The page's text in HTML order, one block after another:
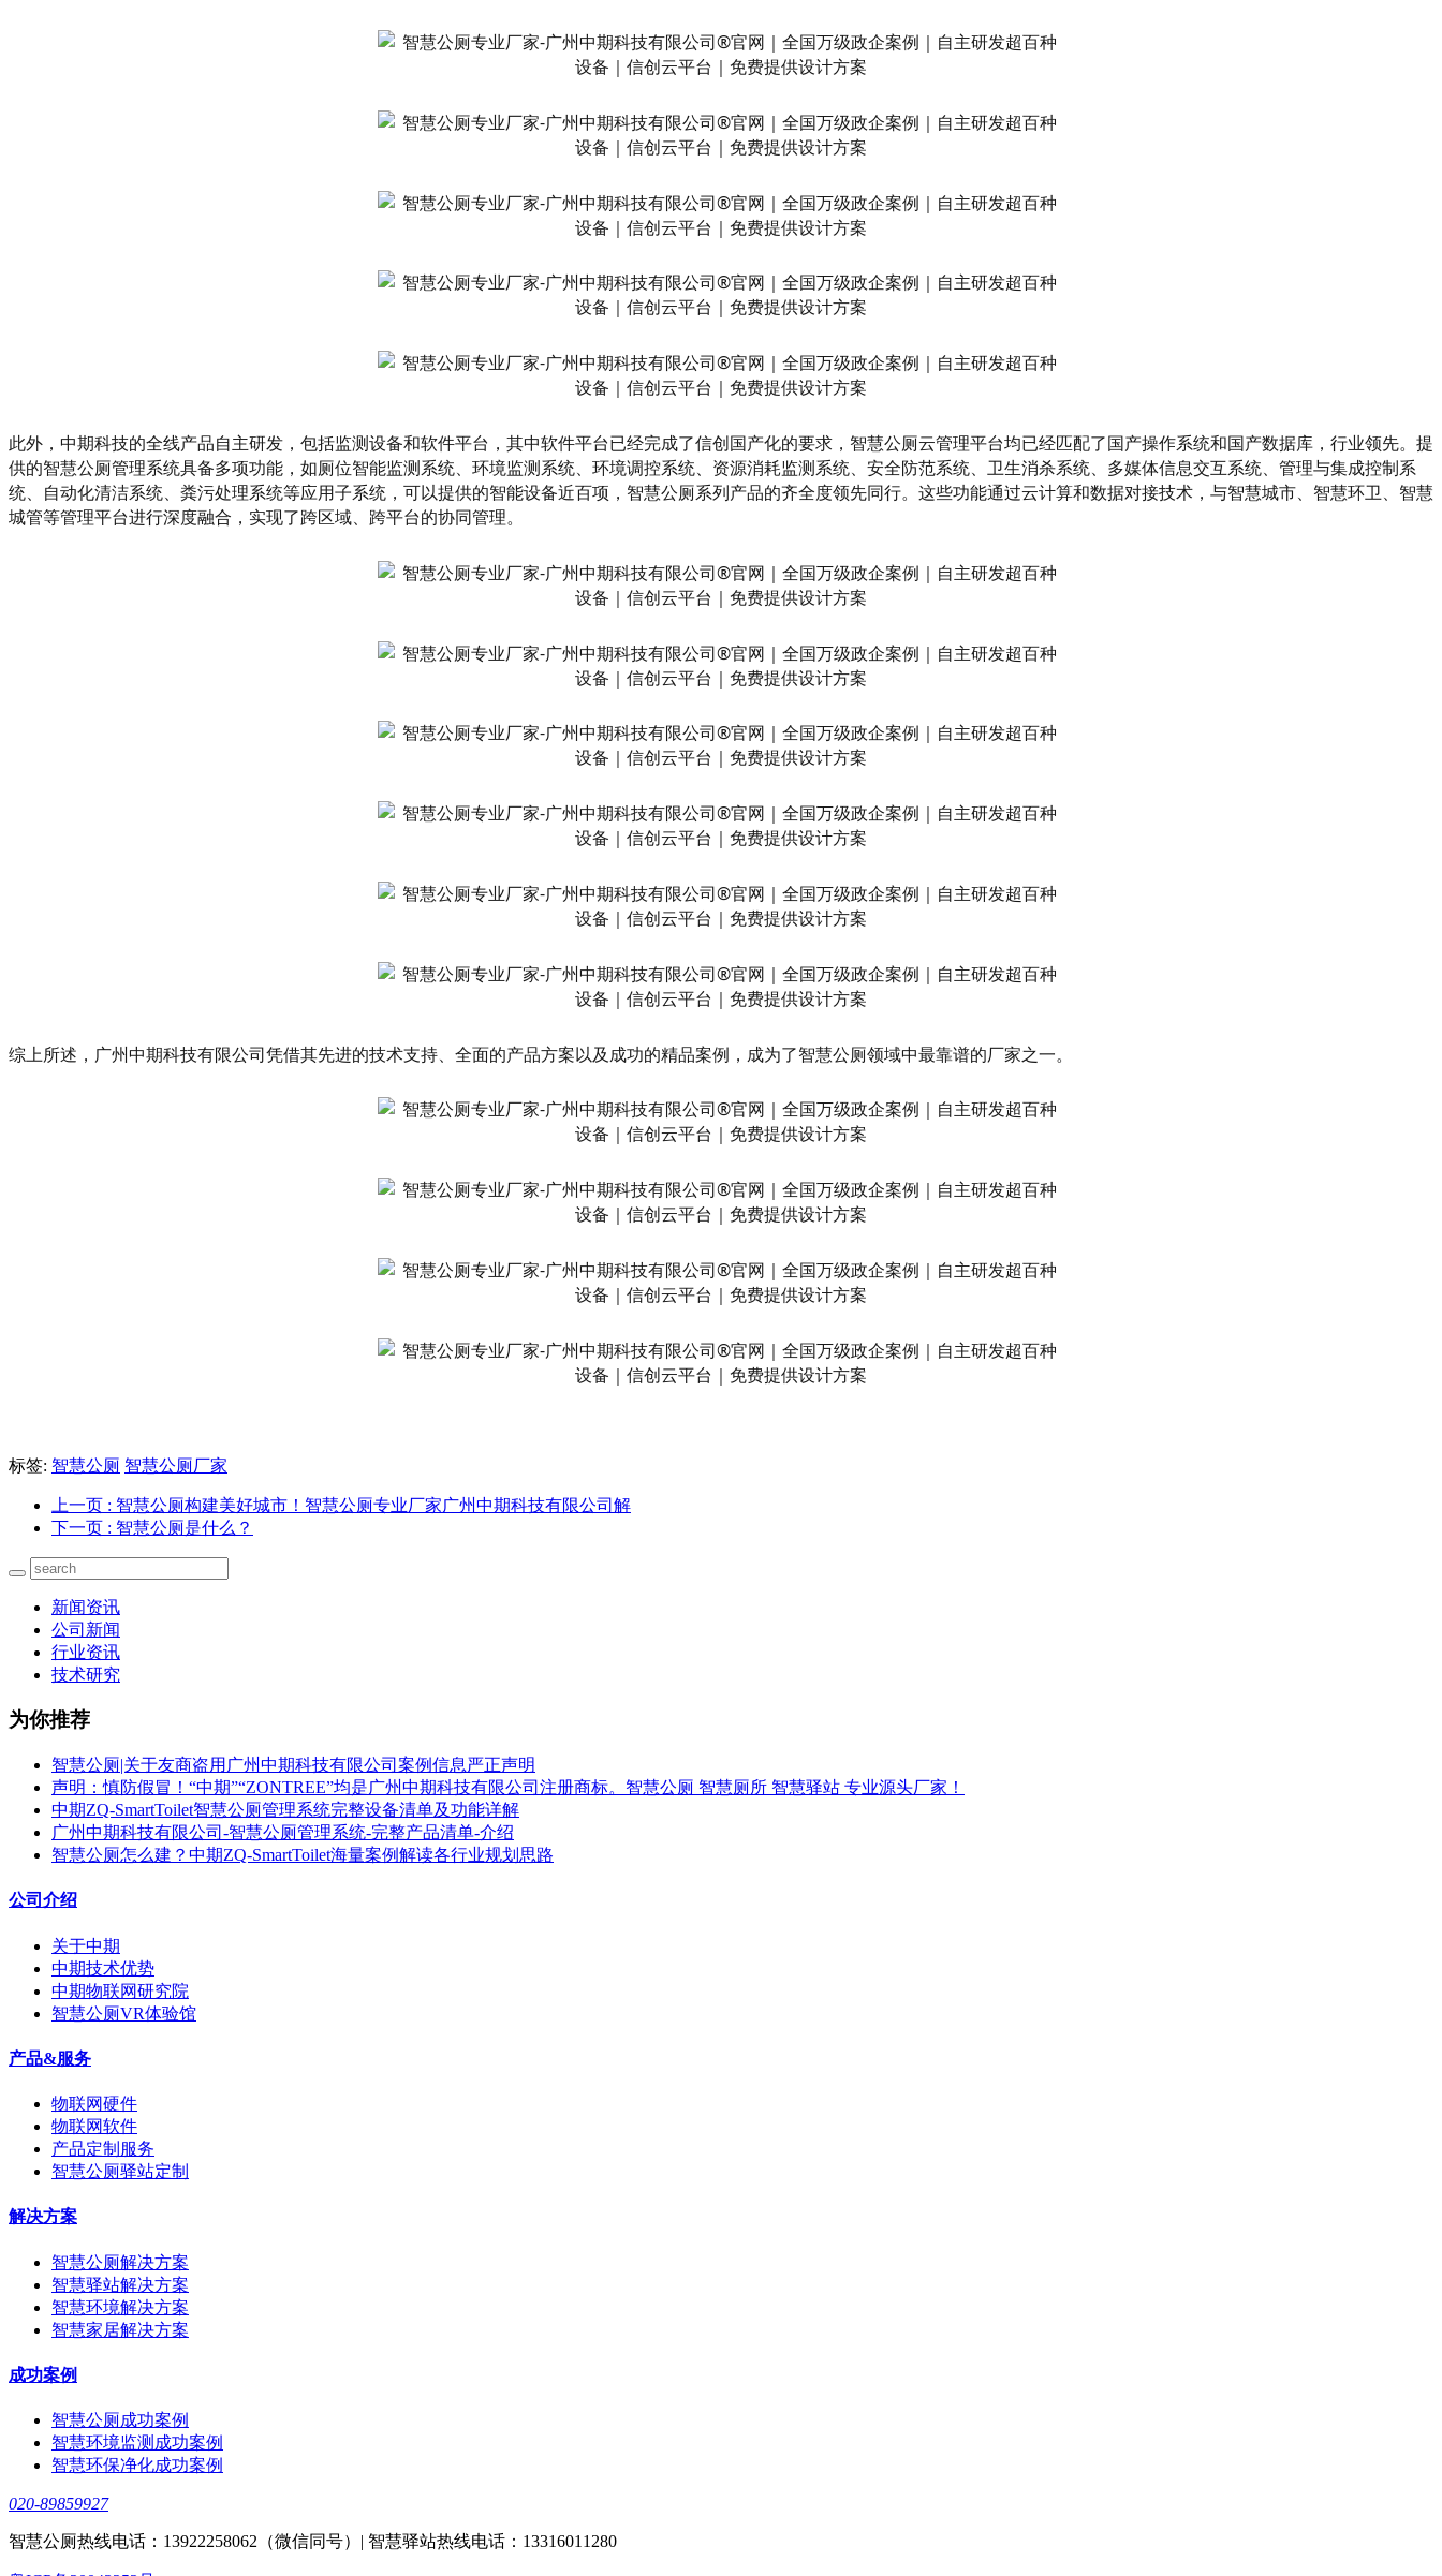
此外，中期科技的全线产品自主研发，包括监测设备和软件平台，其中软件平台已经完成了信创国产化的要求，智慧公厕云管理平台均已经匹配了国产操作系统和国产数据库，行业领先。提
供的智慧公厕管理系统具备多项功能，如厕位智能监测系统、环境监测系统、环境调控系统、资源消耗监测系统、安全防范系统、卫生消杀系统、多媒体信息交互系统、管理与集成控制系
统、自动化清洁系统、粪污处理系统等应用子系统，可以提供的智能设备近百项，智慧公厕系列产品的齐全度领先同行。这些功能通过云计算和数据对接技术，与智慧城市、智慧环卫、智慧
城管等管理平台进行深度融合，实现了跨区域、跨平台的协同管理‌。
综上所述，广州中期科技有限公司凭借其先进的技术支持、全面的产品方案以及成功的精品案例，成为了智慧公厕领域中最靠谱的厂家之一。
标签: 智慧公厕 智慧公厕厂家
上一页 : 智慧公厕构建美好城市！智慧公厕专业厂家广州中期科技有限公司解
下一页 : 智慧公厕是什么？
新闻资讯
公司新闻
行业资讯
技术研究
为你推荐
智慧公厕|关于友商盗用广州中期科技有限公司案例信息严正声明
声明：慎防假冒！“中期”“ZONTREE”均是广州中期科技有限公司注册商标。智慧公厕 智慧厕所 智慧驿站 专业源头厂家！
中期ZQ-SmartToilet智慧公厕管理系统完整设备清单及功能详解
广州中期科技有限公司-智慧公厕管理系统-完整产品清单-介绍
智慧公厕怎么建？中期ZQ-SmartToilet海量案例解读各行业规划思路
公司介绍
关于中期
中期技术优势
中期物联网研究院
智慧公厕VR体验馆
产品&服务
物联网硬件
物联网软件
产品定制服务
智慧公厕驿站定制
解决方案
智慧公厕解决方案
智慧驿站解决方案
智慧环境解决方案
智慧家居解决方案
成功案例
智慧公厕成功案例
智慧环境监测成功案例
智慧环保净化成功案例
020-89859927
智慧公厕热线电话：13922258062（微信同号）| 智慧驿站热线电话：13316011280